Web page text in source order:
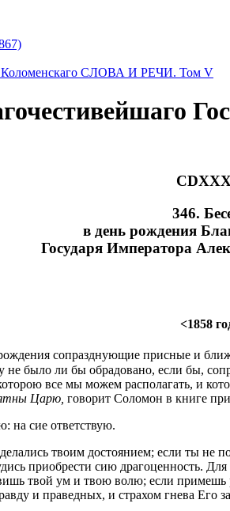
Коломенскаго СЛОВА И РЕЧИ. Том V
346.
в день рождения
Государя Императора
<1858
сопразднующие присные и
было ли бы обрадовано, если бы,
все мы можем располагать, и
Царю, говорит Соломон в книге
на сие ответствую.
твоим достоянием; если ты не
приобрести сию драгоценность.
твой ум и твою волю; если
и праведных, и страхом гнева Его